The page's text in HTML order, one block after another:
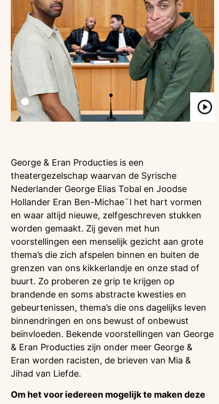
George & Eran Producties is een
theatergezelschap waarvan de Syrische
Nederlander George Elias Tobal en Joodse
Hollander Eran Ben-Michae¨l het hart vormen
en waar altijd nieuwe, zelfgeschreven stukken
worden gemaakt. Zij geven met hun
voorstellingen een menselijk gezicht aan grote
thema’s die zich afspelen binnen en buiten de
grenzen van ons kikkerlandje en onze stad of
buurt. Zo proberen ze grip te krijgen op
brandende en soms abstracte kwesties en
gebeurtenissen, thema’s die ons dagelijks leven
binnendringen en ons bewust of onbewust
beïnvloeden. Bekende voorstellingen van George
& Eran Producties zijn onder meer George &
Eran worden racisten, de brieven van Mia &
Jihad van Liefde.
Om het voor iedereen mogelijk te maken deze